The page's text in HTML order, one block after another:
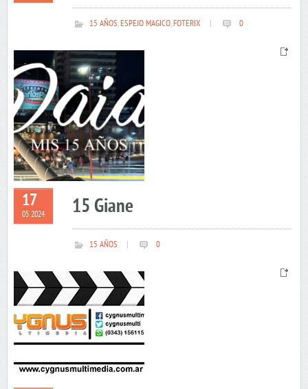
15 AÑOS,ESPEJO MAGICO,FOTERIX 0
17
05 2024 15 Giane
15 AÑOS 0